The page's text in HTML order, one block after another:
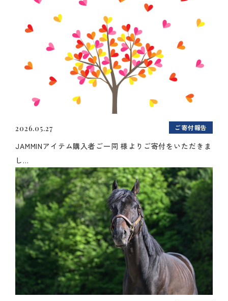
2026.05.27 ご寄付報告
JAMMINアイテム購入者ご一同 様よりご寄付をいただきま
し...